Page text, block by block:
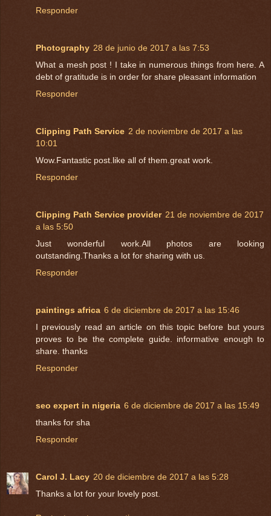
Responder
Photography 28 de junio de 2017 a las 7:53
What a mesh post ! I take in numerous things from here. A
debt of gratitude is in order for share pleasant information
Responder
Clipping Path Service 2 de noviembre de 2017 a las
10:01
Wow.Fantastic post.like all of them.great work.
Responder
Clipping Path Service provider 21 de noviembre de 2017
a las 5:50
Just wonderful work.All photos are looking
outstanding.Thanks a lot for sharing with us.
Responder
paintings africa 6 de diciembre de 2017 a las 15:46
I previously read an article on this topic before but yours
proves to be the complete guide. informative enough to
share. thanks
Responder
seo expert in nigeria 6 de diciembre de 2017 a las 15:49
thanks for sha
Responder
Carol J. Lacy 20 de diciembre de 2017 a las 5:28
Thanks a lot for your lovely post.